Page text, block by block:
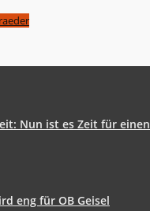
Nun ist es Zeit für
eng für OB Geisel